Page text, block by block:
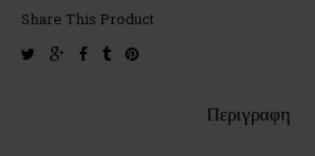
Share This Product
twittergoogle-facebook
tumblrpinterest
Περιγραφη